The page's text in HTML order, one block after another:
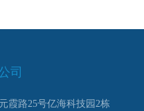
司
霞路25号亿海科技园2栋